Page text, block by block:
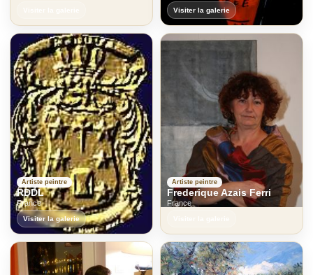
Visiter la galerie
Artiste peintre
RDDL
France
Visiter la galerie
Artiste peintre
Frederique Azais Ferri
France